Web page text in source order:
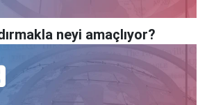
neyi amaçlıyor?